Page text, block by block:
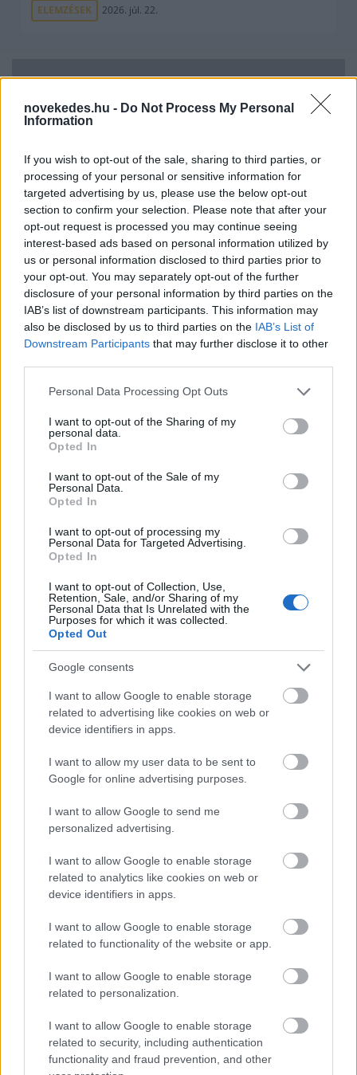
novekedes.hu - Do Not Process My Personal
Information
If you wish to opt-out of the sale, sharing to third parties, or
processing of your personal or sensitive information for
targeted advertising by us, please use the below opt-out
section to confirm your selection. Please note that after your
opt-out request is processed you may continue seeing
interest-based ads based on personal information utilized by
us or personal information disclosed to third parties prior to
your opt-out. You may separately opt-out of the further
disclosure of your personal information by third parties on the
IAB’s list of downstream participants. This information may
also be disclosed by us to third parties on the IAB’s List of
Downstream Participants that may further disclose it to other
Please note that this website/app uses one or more Google
not limited to your visit or usage behaviour. You may click to
grant or deny consent to Google and its third-party tags to
use your data for below specified purposes in below Google
consent section.
Personal Data Processing Opt Outs
I want to opt-out of the Sharing of my
personal data.
Opted In
I want to opt-out of the Sale of my
Personal Data.
Opted In
I want to opt-out of processing my
Personal Data for Targeted Advertising.
Opted In
I want to opt-out of Collection, Use,
Retention, Sale, and/or Sharing of my
Personal Data that Is Unrelated with the
Purposes for which it was collected.
Opted Out
Google consents
I want to allow Google to enable storage
related to advertising like cookies on web or
device identifiers in apps.
I want to allow my user data to be sent to
Google for online advertising purposes.
I want to allow Google to send me
personalized advertising.
I want to allow Google to enable storage
related to analytics like cookies on web or
device identifiers in apps.
I want to allow Google to enable storage
related to functionality of the website or app.
I want to allow Google to enable storage
related to personalization.
I want to allow Google to enable storage
related to security, including authentication
functionality and fraud prevention, and other
ELEMZÉSEK 2026. júl. 22.
Vagyonvisszaszerzés: amikor a pénz
gyorsabban fut, mint a jog
ELEMZÉSEK 2026. júl. 21.
Kéthónapos a Tisza-kormány: íme a mérleg!
ELEMZÉSEK
Uniós források: íme a teendők, amelyek a
pénzek érkezéséhez még szükségesek
Minden idők legjövedelmezőbbje és
legdrágábbja volt az amerikai foci vb -
gyorsmérleg
HÍREK 2026. júl. 20.